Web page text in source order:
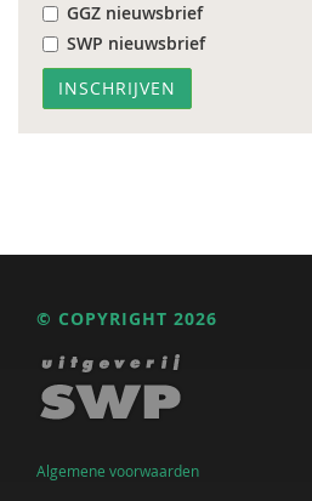
GGZ nieuwsbrief
SWP nieuwsbrief
© COPYRIGHT 2026
Algemene voorwaarden